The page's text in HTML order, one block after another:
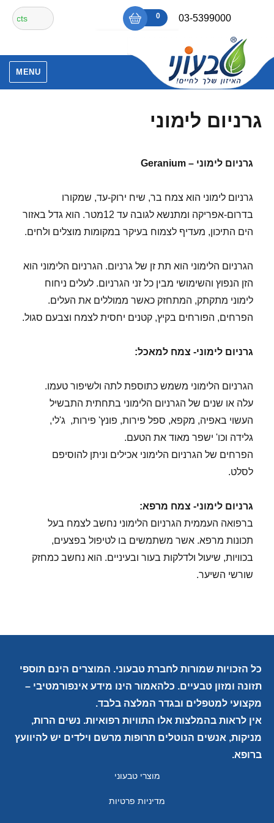
content
03-5399000
₪0
0
אין מוצרים בסל הקניות.
חיפוש
עבור:
MENU
גרניום לימוני
גרניום לימוני –Geranium
גרניום לימוני הוא צמח בר, שיח ירוק-עד, שמקורו
בדרום-אפריקה ומתנשא לגובה עד 12מטר. הוא גדל באזור
הים התיכון, מעדיף לצמוח בעיקר במקומות מוצלים ולחים.
הגרניום הלימוני הוא תת זן של גרניום. הגרניום הלימוני הוא
הזן הנפוץ והשימושי מבין כל זני הגרניום. לעלים ניחוח
לימוני מתקתק, המתחזק כאשר ממוללים את העלים.
הפרחים, הפורחים בקיץ, קטנים יחסית לצמח וצבעם סגול.
גרניום לימוני- צמח למאכל:
הגרניום הלימוני משמש כתוספת לתה ולשיפור טעמו.
עלה או שנים של הגרניום הלימוני בתחתית התבשיל
העשוי באפיה, מקפא, ספל פירות, פונץ' פירות, ג'לי,
גלידה וכו' ישפר מאוד את הטעם.
הפרחים של הגרניום הלימוני אכילים וניתן להוסיפם
לסלט.
גרניום לימוני- צמח מרפא:
ברפואה העממית הגרניום הלימוני נחשב לצמח בעל
תכונות מרפא. אשר משתמשים בו לטיפול בפצעים,
בכוויות, שיעול ולדלקות בעור ובעיניים. הוא נחשב כמחזק
שורשי השיער.
כל הזכויות שמורות לחברת טבעוני. המוצרים הינם תוספי
תזונה ומזון טבעיים. כלהאמור הינו מידע אינפורמטיבי –
מקצועי למטפלים ובגדר המלצה בלבד.
אין לראות בהמלצות אלו התוויות רפואיות. נשים הרות,
מניקות, אנשים הנוטלים תרופות מרשם וילדים יש להיוועץ
ברופא.
מוצרי טבעוני
מדיניות פרטיות